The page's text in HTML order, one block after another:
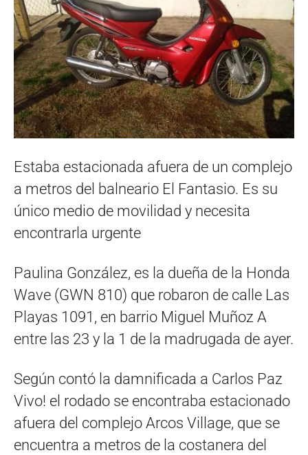
Estaba estacionada afuera de un complejo
a metros del balneario El Fantasio. Es su
único medio de movilidad y necesita
encontrarla urgente
Paulina González, es la dueña de la Honda
Wave (GWN 810) que robaron de calle Las
Playas 1091, en barrio Miguel Muñoz A
entre las 23 y la 1 de la madrugada de ayer.
Según contó la damnificada a Carlos Paz
Vivo! el rodado se encontraba estacionado
afuera del complejo Arcos Village, que se
encuentra a metros de la costanera del